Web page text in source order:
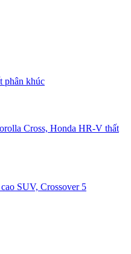
phân khúc
Cross, Honda HR-V thất
SUV, Crossover 5